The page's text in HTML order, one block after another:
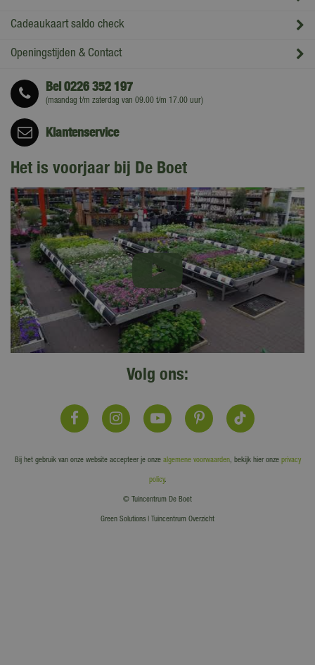
Cadeaukaart saldo check
Openingstijden & Contact
Bel0226 352 197
(maandag t/m zaterdag van 09.00 t/m 17.00 uur)
Klantenservice
Het is voorjaar bij De Boet
Volg ons:
Bij het gebruik van onze website accepteer je onze algemene voorwaarden, bekijk hier onze privacy
policy.
© Tuincentrum De Boet
Green Solutions Tuincentrum Overzicht